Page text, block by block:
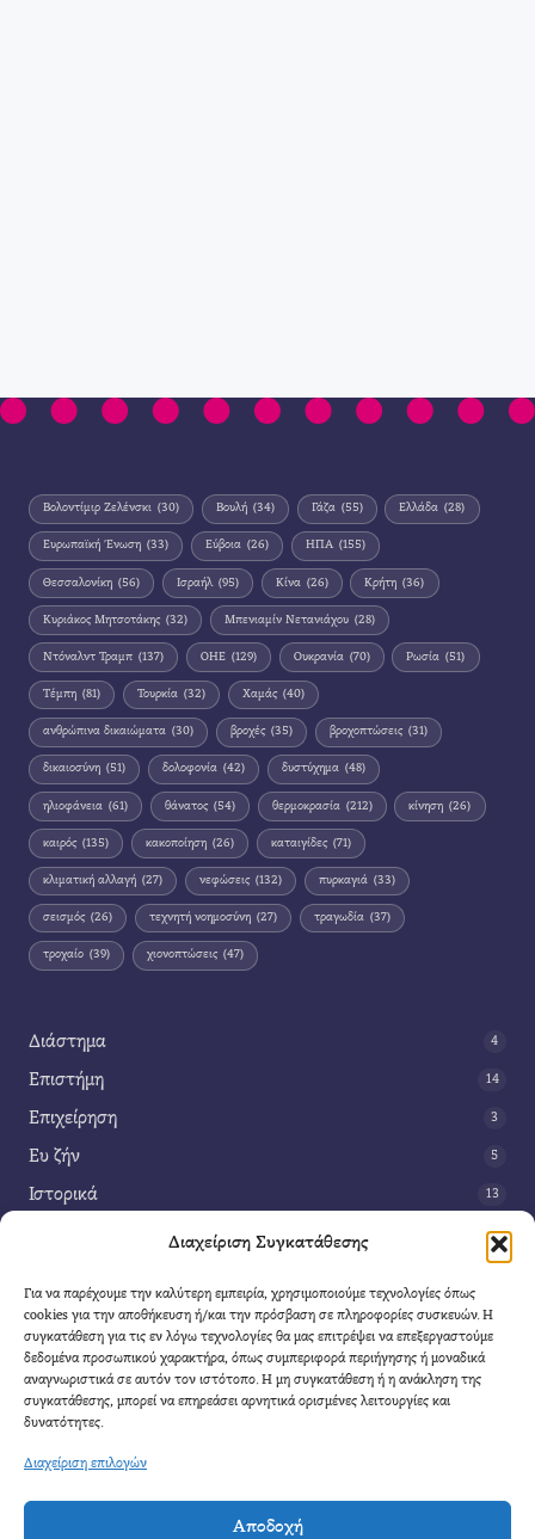
Διαχείριση Συγκατάθεσης
Για να παρέχουμε την καλύτερη εμπειρία, χρησιμοποιούμε τεχνολογίες όπως
cookies για την αποθήκευση ή/και την πρόσβαση σε πληροφορίες συσκευών. Η
συγκατάθεση για τις εν λόγω τεχνολογίες θα μας επιτρέψει να επεξεργαστούμε
δεδομένα προσωπικού χαρακτήρα, όπως συμπεριφορά περιήγησης ή μοναδικά
αναγνωριστικά σε αυτόν τον ιστότοπο. Η μη συγκατάθεση ή η ανάκληση της
συγκατάθεσης, μπορεί να επηρεάσει αρνητικά ορισμένες λειτουργίες και
δυνατότητες.
Διαχείριση επιλογών
Αποδοχή
Βολοντίμιρ Ζελένσκι (30) Βουλή (34) Γάζα (55) Ελλάδα (28)
Ευρωπαϊκή Ένωση (33) Εύβοια (26) ΗΠΑ (155)
Θεσσαλονίκη (56) Ισραήλ (95) Κίνα (26) Κρήτη (36)
Κυριάκος Μητσοτάκης (32) Μπενιαμίν Νετανιάχου (28)
Ντόναλντ Τραμπ (137) ΟΗΕ (129) Ουκρανία (70) Ρωσία (51)
Τέμπη (81) Τουρκία (32) Χαμάς (40)
ανθρώπινα δικαιώματα (30) βροχές (35) βροχοπτώσεις (31)
δικαιοσύνη (51) δολοφονία (42) δυστύχημα (48)
ηλιοφάνεια (61) θάνατος (54) θερμοκρασία (212) κίνηση (26)
καιρός (135) κακοποίηση (26) καταιγίδες (71)
κλιματική αλλαγή (27) νεφώσεις (132) πυρκαγιά (33)
σεισμός (26) τεχνητή νοημοσύνη (27) τραγωδία (37)
τροχαίο (39) χιονοπτώσεις (47)
Διάστημα 4
Επιστήμη 14
Επιχείρηση 3
Ευ ζήν 5
Ιστορικά 13
42
Τέχνη 3
Τεχνολογία
Υγεία
Φαντασία